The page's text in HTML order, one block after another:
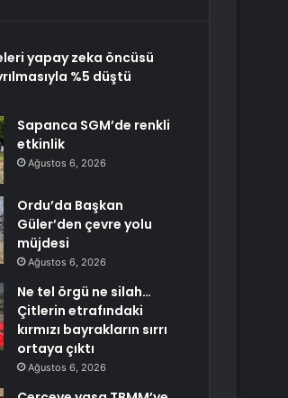
yapay zeka öncüsü
%5 düştü
Sapanca SGM’de renkli
etkinlik
Ağustos 6, 2026
Ordu’da Başkan
Güler’den çevre yolu
müjdesi
Ağustos 6, 2026
Ne tel örgü ne silah…
Çitlerin etrafındaki
kırmızı bayrakların sırrı
ortaya çıktı
Ağustos 6, 2026